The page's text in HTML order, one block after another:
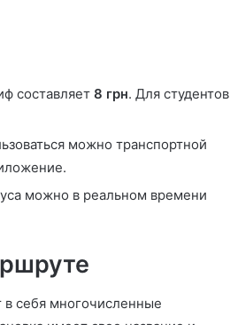
составляет 8 грн. Для студентов
можно транспортной
можно в реальном времени
себя многочисленные